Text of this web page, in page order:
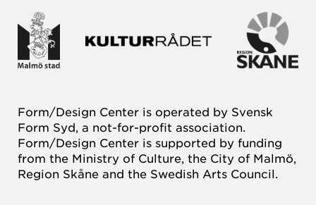
Form/Design Center is operated by Svensk
Form Syd, a not-for-profit association.
Form/Design Center is supported by funding
from the Ministry of Culture, the City of Malmö,
Region Skåne and the Swedish Arts Council.